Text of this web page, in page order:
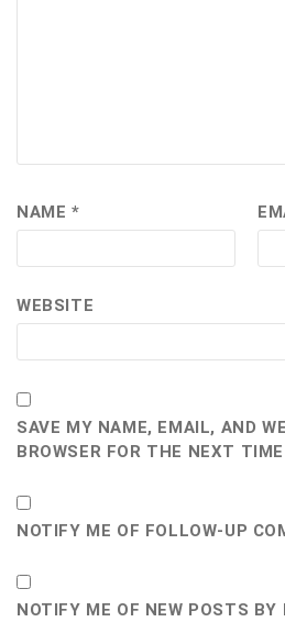
NAME *
WEBSITE
SAVE MY NAME, EMAIL, AND
BROWSER FOR THE NEXT
NOTIFY ME OF FOLLOW-UP
NOTIFY ME OF NEW POSTS BY